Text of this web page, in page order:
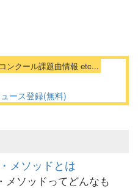
ンクール課題曲情報 etc...
ース登録(無料)
メソッドとは
メソッドってどんなも